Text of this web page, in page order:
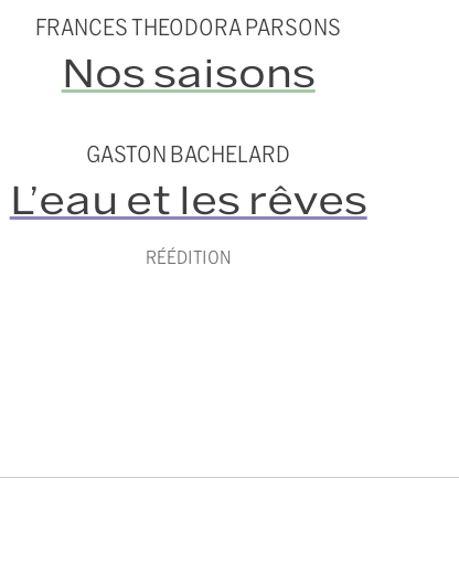
FRANCES THEODORA PARSONS
Nos saisons
GASTON BACHELARD
L’eau et les rêves
RÉÉDITION